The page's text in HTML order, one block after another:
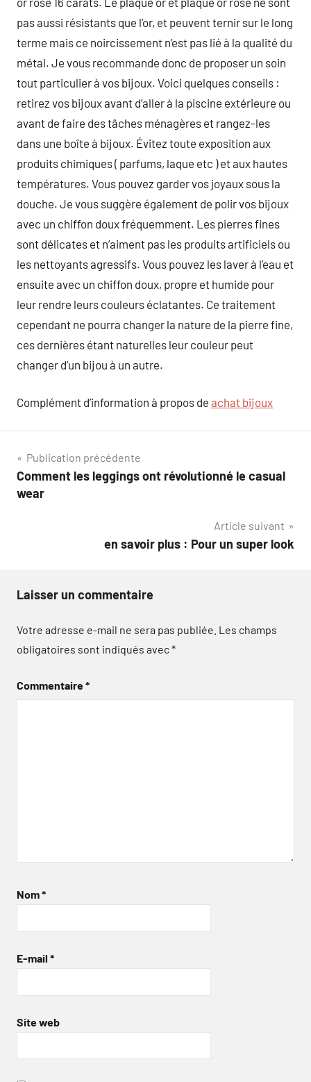
pas aussi résistants que l’or, et peuvent ternir sur le long
terme mais ce noircissement n’est pas lié à la qualité du
métal. Je vous recommande donc de proposer un soin
tout particulier à vos bijoux. Voici quelques conseils :
retirez vos bijoux avant d’aller à la piscine extérieure ou
avant de faire des tâches ménagères et rangez-les
dans une boîte à bijoux. Évitez toute exposition aux
produits chimiques ( parfums, laque etc ) et aux hautes
températures. Vous pouvez garder vos joyaux sous la
douche. Je vous suggère également de polir vos bijoux
avec un chiffon doux fréquemment. Les pierres fines
sont délicates et n’aiment pas les produits artificiels ou
les nettoyants agressifs. Vous pouvez les laver à l’eau et
ensuite avec un chiffon doux, propre et humide pour
leur rendre leurs couleurs éclatantes. Ce traitement
cependant ne pourra changer la nature de la pierre fine,
ces dernières étant naturelles leur couleur peut
changer d’un bijou à un autre.
Complément d’information à propos de achat bijoux
Navigation
de
Publication précédente
Comment les leggings ont révolutionné le casual
wear
Article suivant
en savoir plus : Pour un super look
Laisser un commentaire
Votre adresse e-mail ne sera pas publiée. Les champs
obligatoires sont indiqués avec*
Commentaire*
Nom*
E-mail *
Site web